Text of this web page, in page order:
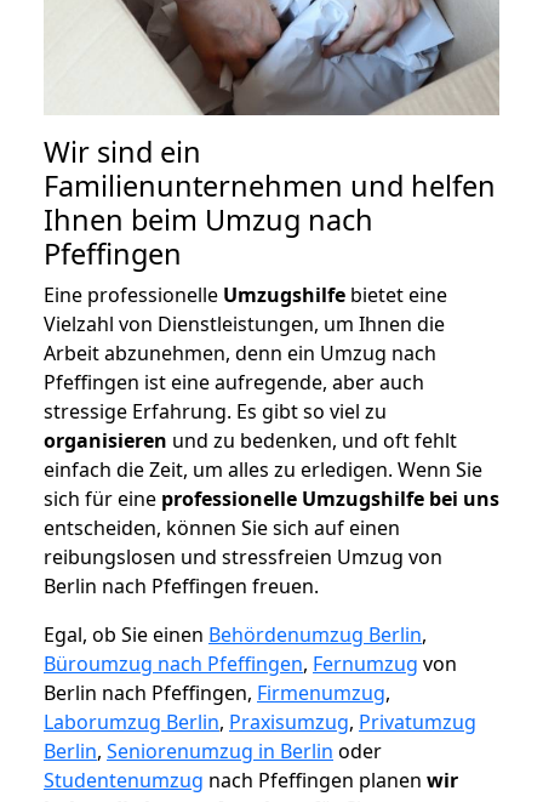
Wir sind ein
Familienunternehmen und helfen
Ihnen beim Umzug nach
Pfeffingen
Eine professionelle Umzugshilfe bietet eine
Vielzahl von Dienstleistungen, um Ihnen die
Arbeit abzunehmen, denn ein Umzug nach
Pfeffingen ist eine aufregende, aber auch
stressige Erfahrung. Es gibt so viel zu
organisieren und zu bedenken, und oft fehlt
einfach die Zeit, um alles zu erledigen. Wenn Sie
sich für eine professionelle Umzugshilfe bei uns
entscheiden, können Sie sich auf einen
reibungslosen und stressfreien Umzug von
Berlin nach Pfeffingen freuen.
Egal, ob Sie einen Behördenumzug Berlin,
Büroumzug nach Pfeffingen, Fernumzug von
Berlin nach Pfeffingen, Firmenumzug,
Laborumzug Berlin, Praxisumzug, Privatumzug
Berlin, Seniorenumzug in Berlin oder
Studentenumzug nach Pfeffingen planen wir